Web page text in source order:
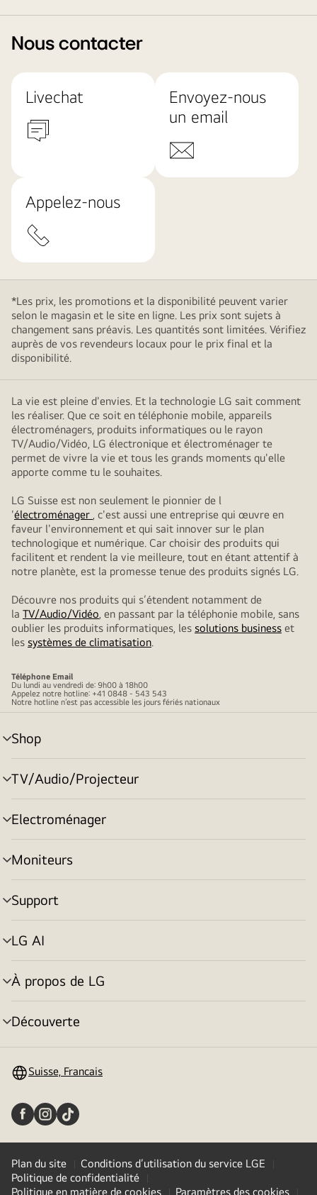
Nous contacter
Livechat
Envoyez-nous
un email
Appelez-nous
*Les prix, les promotions et la disponibilité peuvent varier
selon le magasin et le site en ligne. Les prix sont sujets à
changement sans préavis. Les quantités sont limitées. Vérifiez
auprès de vos revendeurs locaux pour le prix final et la
disponibilité.
La vie est pleine d'envies. Et la technologie LG sait comment
les réaliser. Que ce soit en téléphonie mobile, appareils
électroménagers, produits informatiques ou le rayon
TV/Audio/Vidéo, LG électronique et électroménager te
permet de vivre la vie et tous les grands moments qu'elle
apporte comme tu le souhaites.
LG Suisse est non seulement le pionnier de l
'électroménager , c'est aussi une entreprise qui œuvre en
faveur l'environnement et qui sait innover sur le plan
technologique et numérique. Car choisir des produits qui
facilitent et rendent la vie meilleure, tout en étant attentif à
notre planète, est la promesse tenue des produits signés LG.
Découvre nos produits qui s’étendent notamment de
la TV/Audio/Vidéo, en passant par la téléphonie mobile, sans
oublier les produits informatiques, les solutions business et
les systèmes de climatisation.
Téléphone Email
Du lundi au vendredi de: 9h00 à 18h00
Appelez notre hotline: +41 0848 - 543 543
Notre hotline n’est pas accessible les jours fériés nationaux
Shop
menu
déroulant
TV/Audio/Projecteur
menu
déroulant
Electroménager
menu
déroulant
Moniteurs
menu
déroulant
Support
menu
déroulant
LG AI
menu
déroulant
À propos de LG
menu
déroulant
Découverte
menu
Suisse, Francais
Plan du site
Conditions d’utilisation du service LGE
Politique de confidentialité
Politique en matière de cookies
Paramètres des cookies